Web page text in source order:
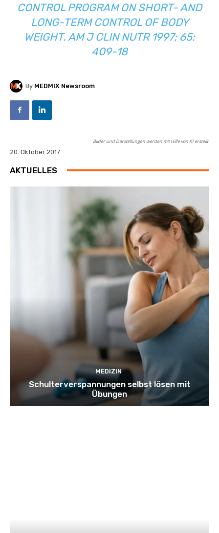
CONTROL PROGRAM ON SHORT- AND
LONG-TERM CONTROL OF BODY
WEIGHT. AM J CLIN NUTR 1997; 65:
409-18
By MEDMIX Newsroom
Bilder und Darstellungen werden mit Hilfe von KI erstellt.
20. Oktober 2017
AKTUELLES
MEDIZIN
Schulterverspannungen selbst lösen mit
Übungen